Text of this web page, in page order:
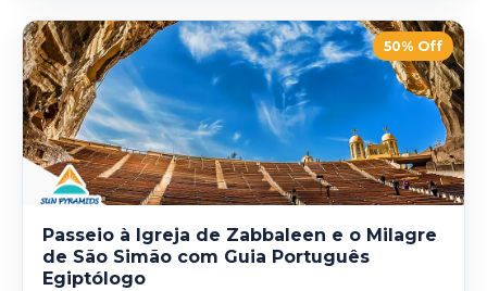
50% Off
Passeio à Igreja de Zabbaleen e o Milagre
de São Simão com Guia Português
Egiptólogo